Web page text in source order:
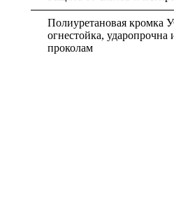
Полиуретановая кромка
огнестойка, ударопрочна
проколам